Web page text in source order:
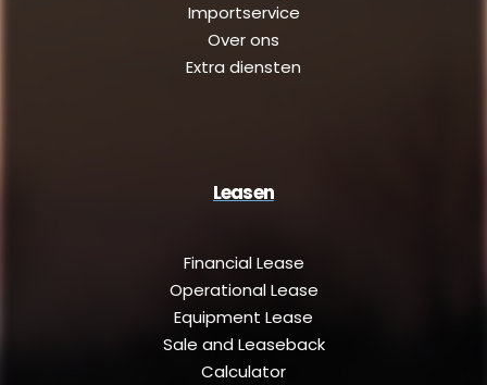
Importservice
Over ons
Extra diensten
Leasen
Financial Lease
Operational Lease
Equipment Lease
Sale and Leaseback
Calculator